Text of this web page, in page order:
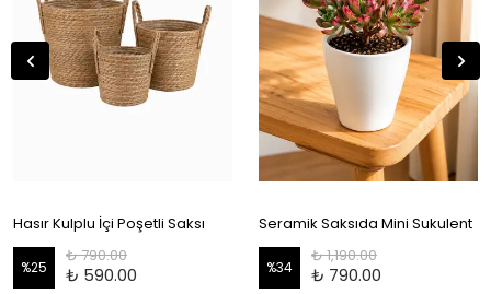
Hasır Kulplu İçi Poşetli Saksı
%25
₺ 790.00
₺ 590.00
Seramik Saksıda Mini Sukulent
%34
₺ 1,190.00
₺ 790.00